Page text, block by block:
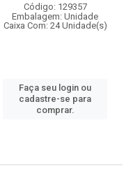
Código: 129357
Embalagem: Unidade
Caixa Com: 24 Unidade(s)
Faça seu login ou
cadastre-se para
comprar.